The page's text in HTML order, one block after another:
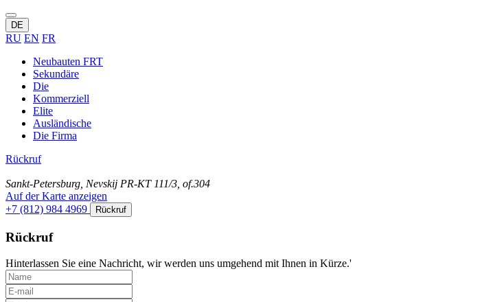
DE
RU EN FR
Neubauten FRT
Sekundäre
Die
Kommerziell
Elite
Ausländische
Die Firma
Rückruf
Sankt-Petersburg, Nevskij PR-KT 111/3, of.304
Auf der Karte anzeigen
+7 (812) 984 4969
Rückruf
Rückruf
Hinterlassen Sie eine Nachricht, wir werden uns umgehend mit Ihnen in Kürze.'